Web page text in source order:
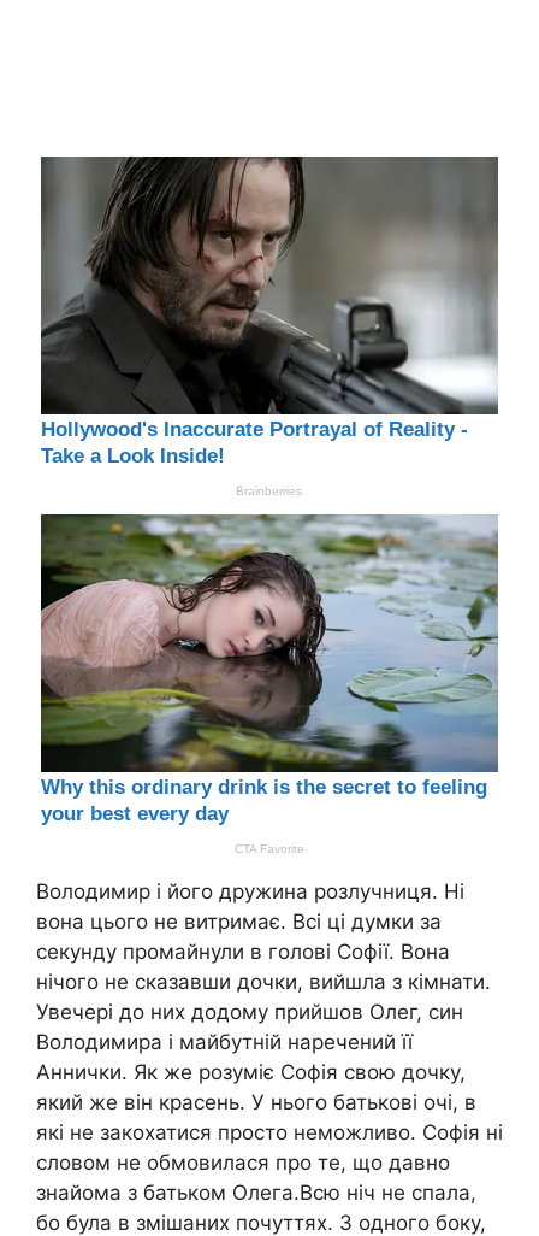
Володимир і його дружина розлучниця. Ні
вона цього не витримає. Всі ці думки за
секунду промайнули в голові Софії. Вона
нічого не сказавши дочки, вийшла з кімнати.
Увечері до них додому прийшов Олег, син
Володимира і майбутній наречений її
Аннички. Як же розуміє Софія свою дочку,
який же він красень. У нього батькові очі, в
які не закохатися просто неможливо. Софія ні
словом не обмовилася про те, що давно
знайома з батьком Олега.Всю ніч не спала,
бо була в змішаних почуттях. З одного боку,